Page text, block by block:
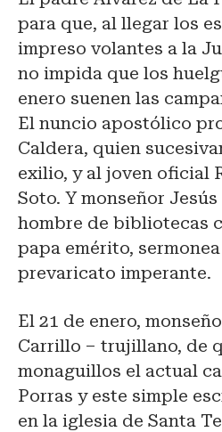
para que, al llegar los
impreso volantes a la
no impida que los
enero suenen las
El nuncio apostólico
Caldera, quien
exilio, y al joven oficial
Soto. Y monseñor
hombre de bibliotecas
papa emérito,
prevaricato imperante.
El 21 de enero,
Carrillo – trujillano, de
monaguillos el actual
Porras y este simple
en la iglesia de Santa